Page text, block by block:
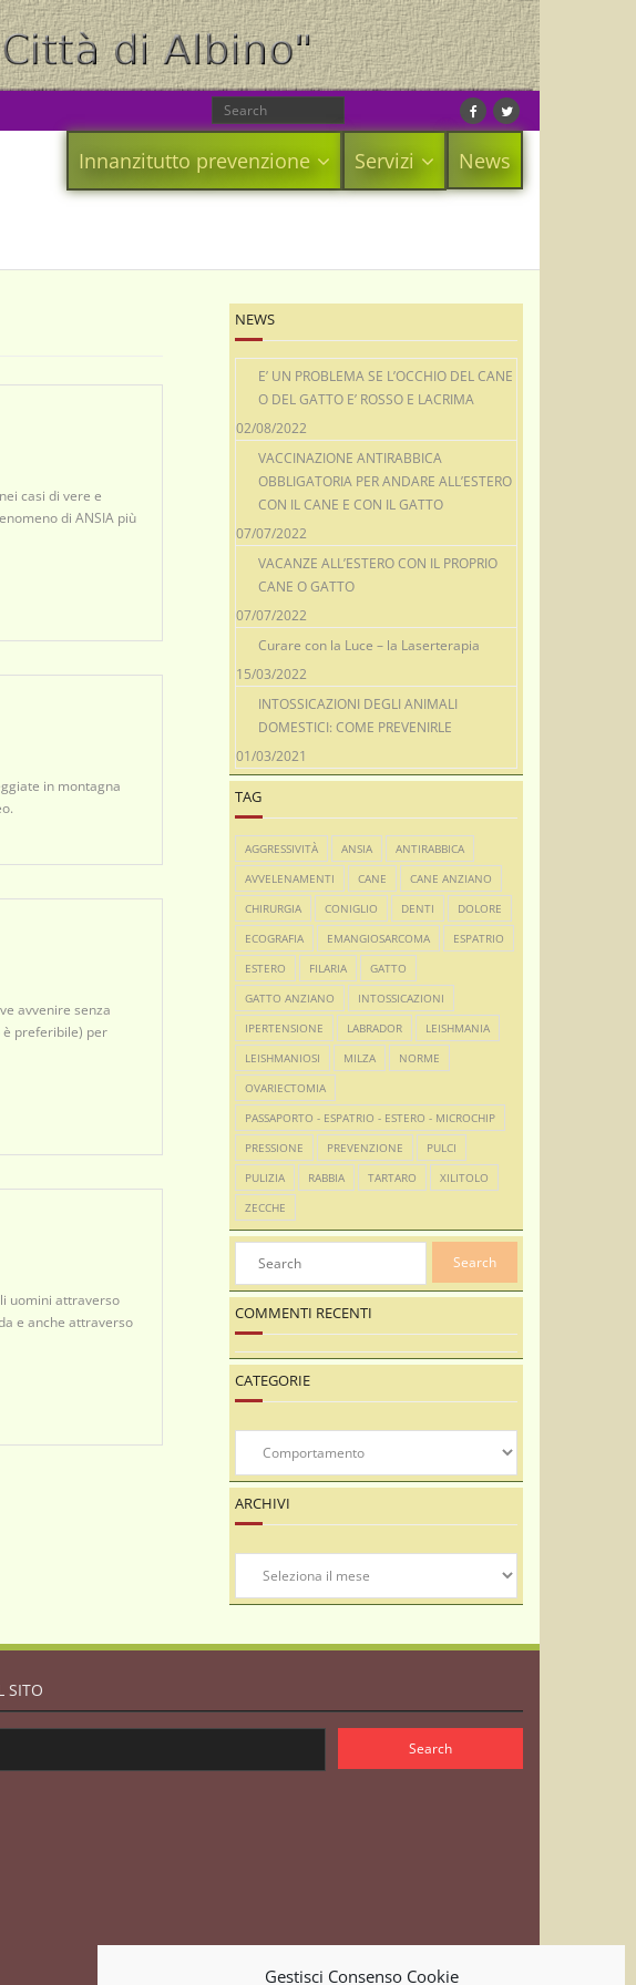
Gestisci Consenso Cookie
Innanzitutto prevenzione Servizi News
casi di vere e
di ANSIA più
in montagna
avvenire senza
preferibile) per
uomini attraverso
e anche attraverso
NEWS
E’ UN PROBLEMA SE L’OCCHIO DEL CANE
O DEL GATTO E’ ROSSO E LACRIMA
02/08/2022
VACCINAZIONE ANTIRABBICA
OBBLIGATORIA PER ANDARE ALL’ESTERO
CON IL CANE E CON IL GATTO
07/07/2022
VACANZE ALL’ESTERO CON IL PROPRIO
CANE O GATTO
07/07/2022
Curare con la Luce – la Laserterapia
15/03/2022
INTOSSICAZIONI DEGLI ANIMALI
DOMESTICI: COME PREVENIRLE
01/03/2021
TAG
AGGRESSIVITÀ ANSIA
ANTIRABBICA
AVVELENAMENTI
CANE
CANE ANZIANO
CHIRURGIA
CONIGLIO DENTI
DOLORE
ECOGRAFIA
EMANGIOSARCOMA
ESPATRIO
ESTERO
FILARIA
GATTO
GATTO ANZIANO
INTOSSICAZIONI
IPERTENSIONE
LABRADOR
LEISHMANIA
LEISHMANIOSI
MILZA
NORME
OVARIECTOMIA
PASSAPORTO - ESPATRIO - ESTERO - MICROCHIP
PRESSIONE
PREVENZIONE
PULCI
PULIZIA
RABBIA TARTARO
XILITOLO
ZECCHE
COMMENTI RECENTI
CATEGORIE
Categorie
ARCHIVI
Archivi
SITO